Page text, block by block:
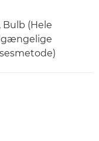
Bulb (Hele